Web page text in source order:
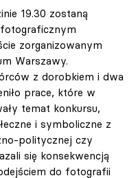
19.30 zostaną
zorganizowanym
Warszawy.
z dorobkiem i dwa
prace, które w
temat konkursu,
i symboliczne z
politycznej czy
się konsekwencją
do fotografii